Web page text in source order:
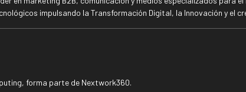
impulsando la Transformación Digital, la Innovación y el
forma parte de Nextwork360.